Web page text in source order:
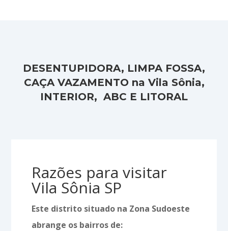
DESENTUPIDORA, LIMPA FOSSA,
CAÇA VAZAMENTO na Vila Sônia,
INTERIOR, ABC E LITORAL
Razões para visitar
Vila Sônia SP
Este distrito situado na Zona Sudoeste
abrange os bairros de: